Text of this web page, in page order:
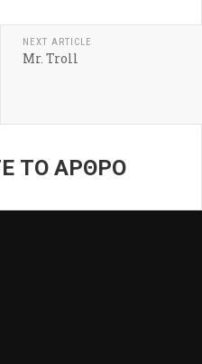
NEXT ARTICLE
Mr. Troll
ΤΟ ΑΡΘΡΟ